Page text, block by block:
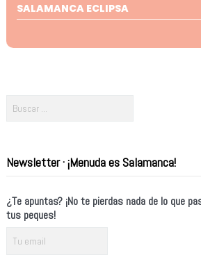
SALAMANCA ECLIPSA
Newsletter · ¡Menuda es Salamanca!
¿Te apuntas? ¡No te pierdas nada de lo que
tus peques!